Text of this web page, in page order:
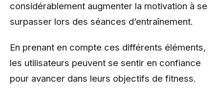
considérablement augmenter la motivation à se
surpasser lors des séances d’entraînement.
En prenant en compte ces différents éléments,
les utilisateurs peuvent se sentir en confiance
pour avancer dans leurs objectifs de fitness.